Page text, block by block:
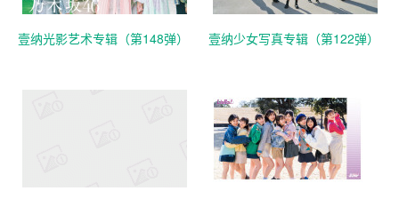
壹纳光影艺术专辑（第148弹） 壹纳少女写真专辑（第122弹）